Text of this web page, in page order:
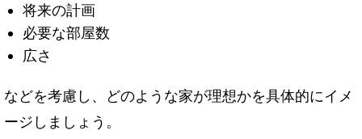
将来の計画
必要な部屋数
広さ
などを考慮し、どのような家が理想かを具体的にイメ
ージしましょう。